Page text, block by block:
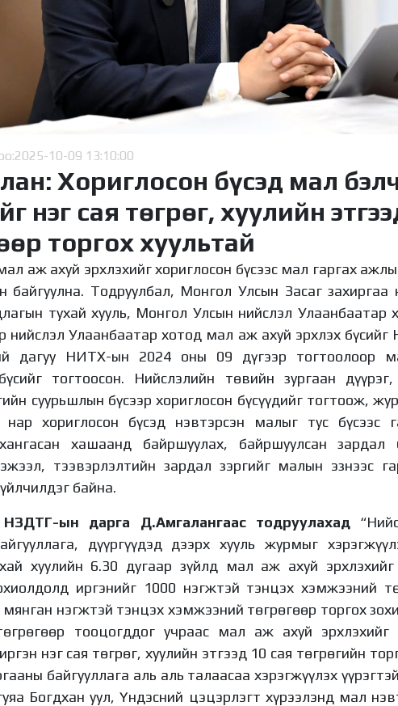
2025-10-09 13:10:00
Хориглосон бүсэд мал
нэг сая төгрөг, хуулийн
торгох хуультай
аж ахуй эрхлэхийг хориглосон бүсээс мал гаргах
байгуулна. Тодруулбал, Монгол Улсын Засаг захиргаа
тухай хууль, Монгол Улсын нийслэл Улаанбаатар
нийслэл Улаанбаатар хотод мал аж ахуй эрхлэх
дагуу НИТХ-ын 2024 оны 09 дүгээр тогтоолоор
тогтоосон. Нийслэлийн төвийн зургаан
суурьшлын бүсээр хориглосон бүсүүдийг тогтоож,
нар хориглосон бүсэд нэвтэрсэн малыг тус бүсээс
хашаанд байршуулах, байршуулсан
тээвэрлэлтийн зардал зэргийг малын эзнээс
байна.
НЗДТГ-ын дарга Д.Амгалангаас тодруулахад
дүүргүүдэд дээрх хууль журмыг
хуулийн 6.30 дугаар зүйлд мал аж ахуй
иргэнийг 1000 нэгжтэй тэнцэх хэмжээний
мянган нэгжтэй тэнцэх хэмжээний төгрөгөөр торгох
тооцогддог учраас мал аж ахуй эрхлэхийг
нэг сая төгрөг, хуулийн этгээд 10 сая төгрөгийн
байгууллага аль аль талаасаа хэрэгжүүлэх
Богдхан уул, Үндэсний цэцэрлэгт хүрээлэнд мал